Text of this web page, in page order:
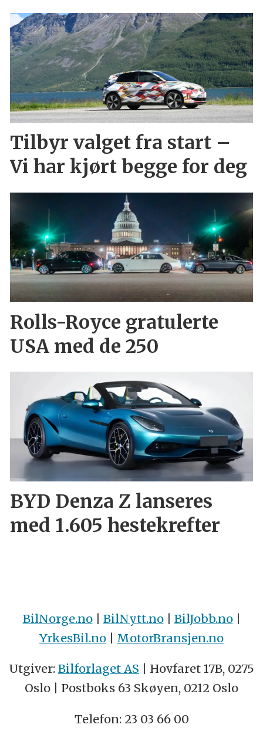
Tilbyr valget fra start –
Vi har kjørt begge for deg
Rolls-Royce gratulerte
USA med de 250
BYD Denza Z lanseres
med 1.605 hestekrefter
BilNorge.no| BilNytt.no| BilJobb.no|
YrkesBil.no | MotorBransjen.no
Utgiver: Bilforlaget AS | Hovfaret 17B, 0275
Oslo | Postboks 63 Skøyen, 0212 Oslo
Telefon: 23 03 66 00